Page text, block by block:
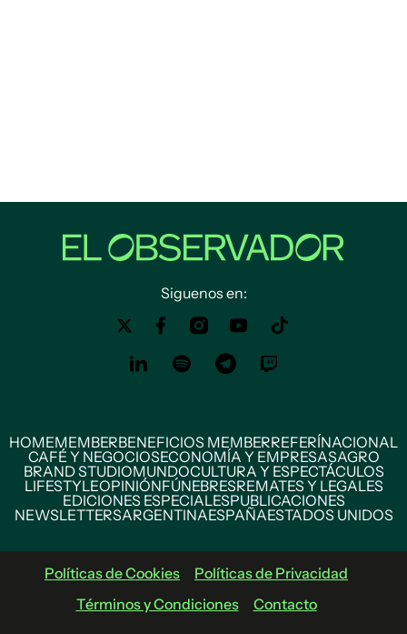
Siguenos en:
HOMEMEMBERBENEFICIOS MEMBERREFERÍNACIONAL
CAFÉ Y NEGOCIOSECONOMÍA Y EMPRESASAGRO
BRAND STUDIOMUNDOCULTURA Y ESPECTÁCULOS
LIFESTYLEOPINIÓNFÚNEBRESREMATES Y LEGALES
EDICIONES ESPECIALESPUBLICACIONES
NEWSLETTERSARGENTINAESPAÑAESTADOS UNIDOS
Políticas de Cookies
Políticas de Privacidad
Términos y Condiciones
Contacto